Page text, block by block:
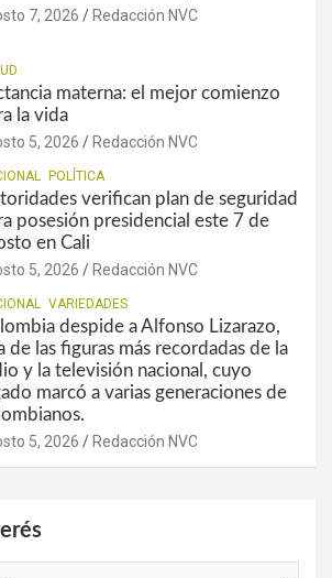
7, 2026 Redacción NVC
materna: el mejor comienzo
la vida
5, 2026 Redacción NVC
POLÍTICA
verifican plan de seguridad
posesión presidencial este 7 de
en Cali
5, 2026 Redacción NVC
VARIEDADES
despide a Alfonso Lizarazo,
de las figuras más recordadas de la
y la televisión nacional, cuyo
marcó a varias generaciones de
5, 2026 Redacción NVC